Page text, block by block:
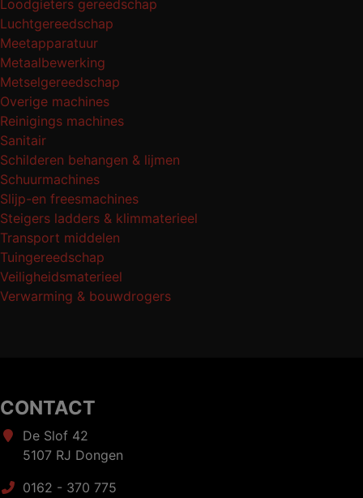
Loodgieters gereedschap
Luchtgereedschap
Meetapparatuur
Metaalbewerking
Metselgereedschap
Overige machines
Reinigings machines
Sanitair
Schilderen behangen & lijmen
Schuurmachines
Slijp-en freesmachines
Steigers ladders & klimmaterieel
Transport middelen
Tuingereedschap
Veiligheidsmaterieel
Verwarming & bouwdrogers
CONTACT
De Slof 42
5107 RJ Dongen
0162 - 370 775